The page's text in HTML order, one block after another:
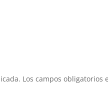
Los campos obligatorios